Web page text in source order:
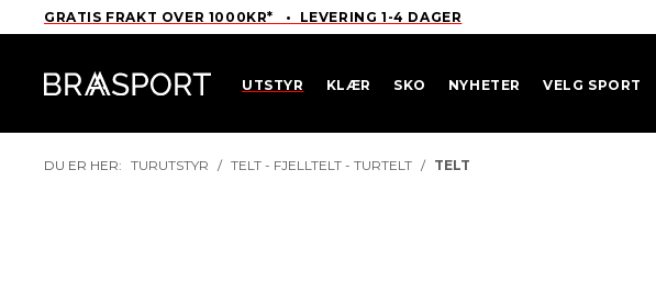
GRATIS FRAKT OVER 1000KR* • LEVERING 1-4 DAGER
UTSTYR KLÆR SKO NYHETER VELG SPORT
DU ER HER: TURUTSTYR / TELT - FJELLTELT - TURTELT / TELT